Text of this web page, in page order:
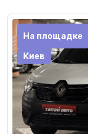
На площадке
Киев